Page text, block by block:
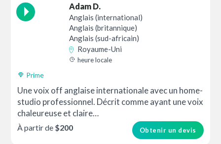
Adam D.
Anglais (international)
Anglais (britannique)
Anglais (sud-africain)
Royaume-Uni
heure locale
Prime
Une voix off anglaise internationale avec un home-
studio professionnel. Décrit comme ayant une voix
chaleureuse et claire…
Obtenir un devis
À partir de $200